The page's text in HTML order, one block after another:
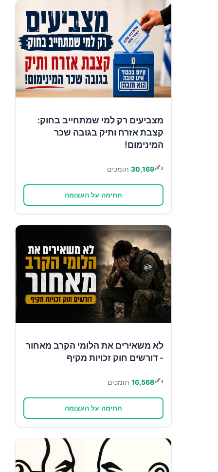
מצביעים רק למי שמתחייב בחוק:
קצבת אזרח ותיק בגובה שכר
המינימום!
✍️
30,169 תומכים
חתימה על העצומה
לא משאירים את הלומי הקרב מאחור
- דורשים חוק זכויות מקיף
✍️
16,568 תומכים
חתימה על העצומה